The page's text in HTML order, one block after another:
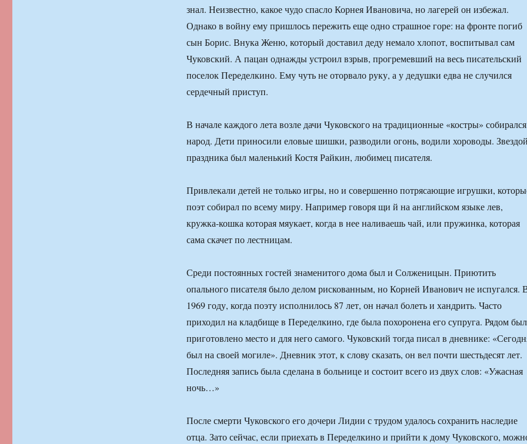
знал. Неизвестно, какое чудо спасло Корнея Ивановича, но лагерей он избежал.
Однако в войну ему пришлось пережить еще одно страшное горе: на фронте погиб
сын Борис. Внука Женю, который доставил деду немало хлопот, воспитывал сам
Чуковский. А пацан однажды устроил взрыв, прогремевший на весь писательский
поселок Переделкино. Ему чуть не оторвало руку, а у дедушки едва не случился
сердечный приступ.
В начале каждого лета возле дачи Чуковского на традиционные «костры» собирался
народ. Дети приносили еловые шишки, разводили огонь, водили хороводы.
праздника был маленький Костя Райкин, любимец писателя.
Привлекали детей не только игры, но и совершенно потрясающие игрушки,
поэт собирал по всему миру. Например говоря щи й на английском языке лев,
кружка-кошка которая мяукает, когда в нее наливаешь чай, или пружинка, которая
сама скачет по лестницам.
Среди постоянных гостей знаменитого дома был и Солженицын. Приютить
опального писателя было делом рискованным, но Корней Иванович не испугался.
1969 году, когда поэту исполнилось 87 лет, он начал болеть и хандрить. Часто
приходил на кладбище в Переделкино, где была похоронена его супруга. Рядом
приготовлено место и для него самого. Чуковский тогда писал в дневнике:
был на своей могиле». Дневник этот, к слову сказать, он вел почти шестьдесят лет.
Последняя запись была сделана в больнице и состоит всего из двух слов: «Ужасная
ночь…»
После смерти Чуковского его дочери Лидии с трудом удалось сохранить наследие
отца. Зато сейчас, если приехать в Переделкино и прийти к дому Чуковского,